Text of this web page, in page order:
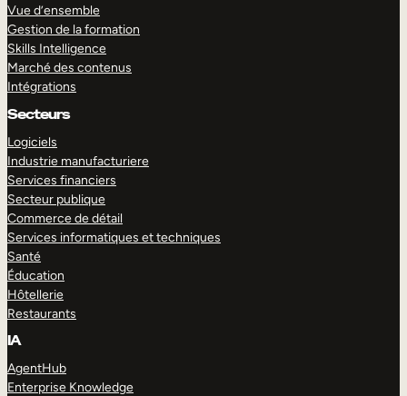
Vue d’ensemble
Gestion de la formation
Skills Intelligence
Marché des contenus
Intégrations
Secteurs
Logiciels
Industrie manufacturiere
Services financiers
Secteur publique
Commerce de détail
Services informatiques et techniques
Santé
Éducation
Hôtellerie
Restaurants
IA
AgentHub
Enterprise Knowledge